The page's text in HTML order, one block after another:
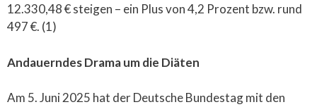
12.330,48 € steigen – ein Plus von 4,2 Prozent bzw. rund
497 €. (1)
Andauerndes Drama um die Diäten
Am 5. Juni 2025 hat der Deutsche Bundestag mit den